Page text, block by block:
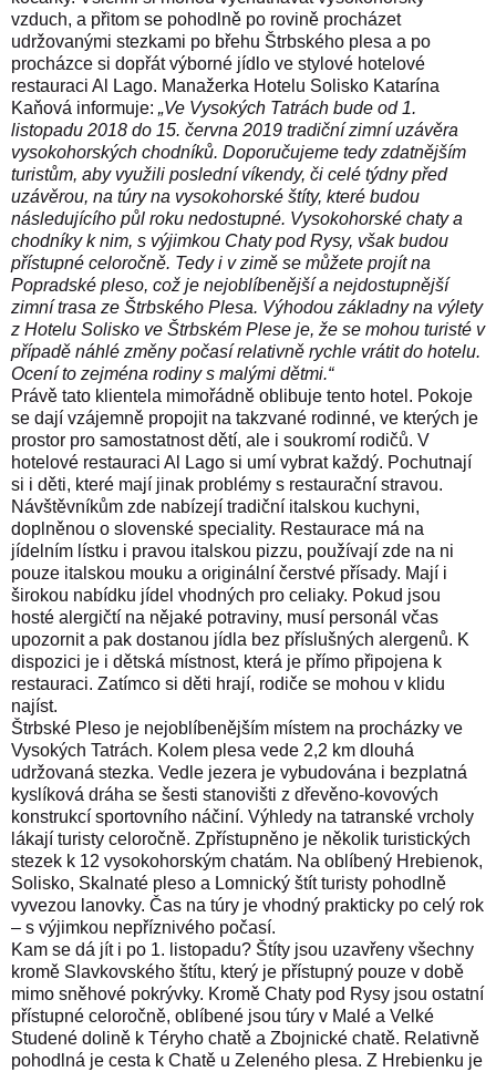
vzduch, a přitom se pohodlně po rovině procházet
udržovanými stezkami po břehu Štrbského plesa a po
procházce si dopřát výborné jídlo ve stylové hotelové
restauraci Al Lago. Manažerka Hotelu Solisko Katarína
Kaňová informuje: „Ve Vysokých Tatrách bude od 1.
listopadu 2018 do 15. června 2019 tradiční zimní uzávěra
vysokohorských chodníků. Doporučujeme tedy zdatnějším
turistům, aby využili poslední víkendy, či celé týdny před
uzávěrou, na túry na vysokohorské štíty, které budou
následujícího půl roku nedostupné. Vysokohorské chaty a
chodníky k nim, s výjimkou Chaty pod Rysy, však budou
přístupné celoročně. Tedy i v zimě se můžete projít na
Popradské pleso, což je nejoblíbenější a nejdostupnější
zimní trasa ze Štrbského Plesa. Výhodou základny na výlety
z Hotelu Solisko ve Štrbském Plese je, že se mohou turisté v
případě náhlé změny počasí relativně rychle vrátit do hotelu.
Ocení to zejména rodiny s malými dětmi.“
Právě tato klientela mimořádně oblibuje tento hotel. Pokoje
se dají vzájemně propojit na takzvané rodinné, ve kterých je
prostor pro samostatnost dětí, ale i soukromí rodičů. V
hotelové restauraci Al Lago si umí vybrat každý. Pochutnají
si i děti, které mají jinak problémy s restaurační stravou.
Návštěvníkům zde nabízejí tradiční italskou kuchyni,
doplněnou o slovenské speciality. Restaurace má na
jídelním lístku i pravou italskou pizzu, používají zde na ni
pouze italskou mouku a originální čerstvé přísady. Mají i
širokou nabídku jídel vhodných pro celiaky. Pokud jsou
hosté alergičtí na nějaké potraviny, musí personál včas
upozornit a pak dostanou jídla bez příslušných alergenů. K
dispozici je i dětská místnost, která je přímo připojena k
restauraci. Zatímco si děti hrají, rodiče se mohou v klidu
najíst.
Štrbské Pleso je nejoblíbenějším místem na procházky ve
Vysokých Tatrách. Kolem plesa vede 2,2 km dlouhá
udržovaná stezka. Vedle jezera je vybudována i bezplatná
kyslíková dráha se šesti stanovišti z dřevěno-kovových
konstrukcí sportovního náčiní. Výhledy na tatranské vrcholy
lákají turisty celoročně. Zpřístupněno je několik turistických
stezek k 12 vysokohorským chatám. Na oblíbený Hrebienok,
Solisko, Skalnaté pleso a Lomnický štít turisty pohodlně
vyvezou lanovky. Čas na túry je vhodný prakticky po celý rok
– s výjimkou nepříznivého počasí.
Kam se dá jít i po 1. listopadu? Štíty jsou uzavřeny všechny
kromě Slavkovského štítu, který je přístupný pouze v době
mimo sněhové pokrývky. Kromě Chaty pod Rysy jsou ostatní
přístupné celoročně, oblíbené jsou túry v Malé a Velké
Studené dolině k Téryho chatě a Zbojnické chatě. Relativně
pohodlná je cesta k Chatě u Zeleného plesa. Z Hrebienku je